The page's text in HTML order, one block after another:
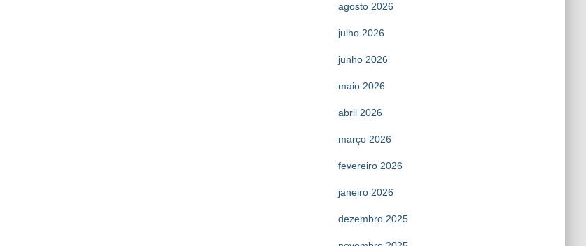
agosto 2026
julho 2026
junho 2026
maio 2026
abril 2026
março 2026
fevereiro 2026
janeiro 2026
dezembro 2025